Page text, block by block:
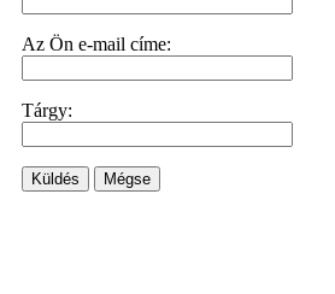
Az Ön e-mail címe:
Tárgy:
Küldés Mégse